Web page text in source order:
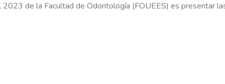
de la Facultad de Odontología (FOUEES) es presentar